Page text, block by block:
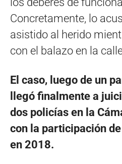
Concretamente, lo
asistido al herido
con el balazo en la
El caso, luego de un
llegó finalmente a
dos policías en la
con la participación
en 2018.